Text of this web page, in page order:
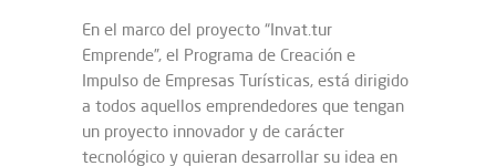
En el marco del proyecto “Invat.tur
Emprende”, el Programa de Creación e
Impulso de Empresas Turísticas, está dirigido
a todos aquellos emprendedores que tengan
un proyecto innovador y de carácter
tecnológico y quieran desarrollar su idea en